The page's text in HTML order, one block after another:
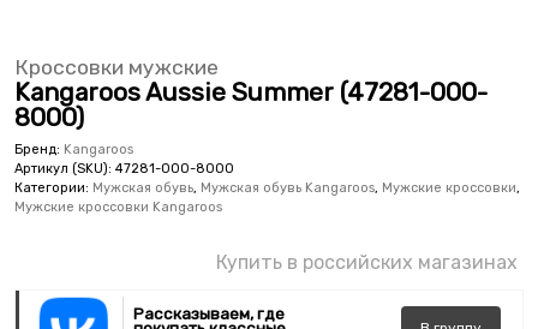
Кроссовки мужские
Kangaroos Aussie Summer (47281-000-
8000)
Бренд: Kangaroos
Артикул (SKU): 47281-000-8000
Категории: Мужская обувь, Мужская обувь Kangaroos, Мужские кроссовки,
Мужские кроссовки Kangaroos
Купить в российских магазинах
Рассказываем, где